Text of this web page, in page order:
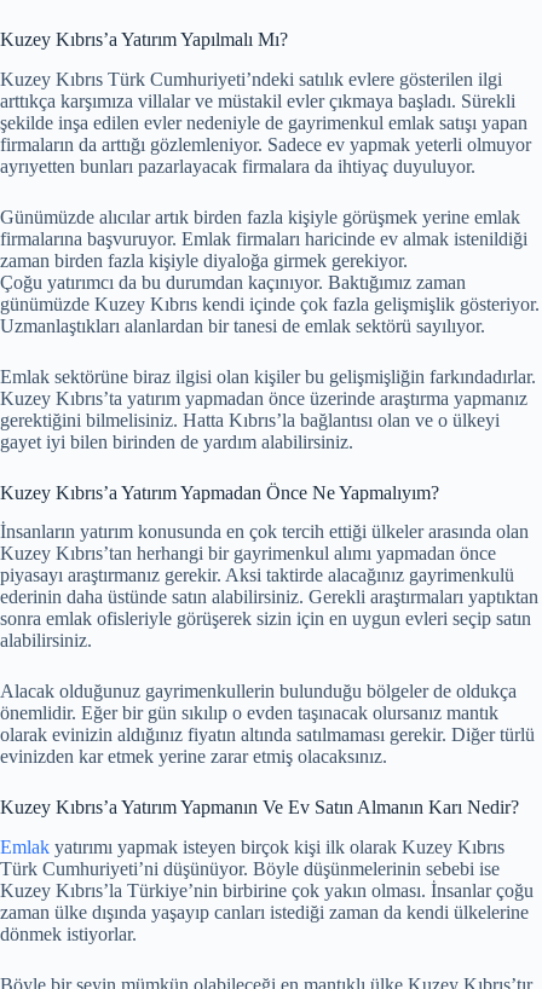
Kuzey Kıbrıs’a Yatırım Yapılmalı Mı?
Kuzey Kıbrıs Türk Cumhuriyeti’ndeki satılık evlere gösterilen ilgi
arttıkça karşımıza villalar ve müstakil evler çıkmaya başladı. Sürekli
şekilde inşa edilen evler nedeniyle de gayrimenkul emlak satışı yapan
firmaların da arttığı gözlemleniyor. Sadece ev yapmak yeterli olmuyor
ayrıyetten bunları pazarlayacak firmalara da ihtiyaç duyuluyor.
Günümüzde alıcılar artık birden fazla kişiyle görüşmek yerine emlak
firmalarına başvuruyor. Emlak firmaları haricinde ev almak istenildiği
zaman birden fazla kişiyle diyaloğa girmek gerekiyor.
Çoğu yatırımcı da bu durumdan kaçınıyor. Baktığımız zaman
günümüzde Kuzey Kıbrıs kendi içinde çok fazla gelişmişlik gösteriyor.
Uzmanlaştıkları alanlardan bir tanesi de emlak sektörü sayılıyor.
Emlak sektörüne biraz ilgisi olan kişiler bu gelişmişliğin farkındadırlar.
Kuzey Kıbrıs’ta yatırım yapmadan önce üzerinde araştırma yapmanız
gerektiğini bilmelisiniz. Hatta Kıbrıs’la bağlantısı olan ve o ülkeyi
gayet iyi bilen birinden de yardım alabilirsiniz.
Kuzey Kıbrıs’a Yatırım Yapmadan Önce Ne Yapmalıyım?
İnsanların yatırım konusunda en çok tercih ettiği ülkeler arasında olan
Kuzey Kıbrıs’tan herhangi bir gayrimenkul alımı yapmadan önce
piyasayı araştırmanız gerekir. Aksi taktirde alacağınız gayrimenkulü
ederinin daha üstünde satın alabilirsiniz. Gerekli araştırmaları yaptıktan
sonra emlak ofisleriyle görüşerek sizin için en uygun evleri seçip satın
alabilirsiniz.
Alacak olduğunuz gayrimenkullerin bulunduğu bölgeler de oldukça
önemlidir. Eğer bir gün sıkılıp o evden taşınacak olursanız mantık
olarak evinizin aldığınız fiyatın altında satılmaması gerekir. Diğer türlü
evinizden kar etmek yerine zarar etmiş olacaksınız.
Kuzey Kıbrıs’a Yatırım Yapmanın Ve Ev Satın Almanın Karı Nedir?
Emlak yatırımı yapmak isteyen birçok kişi ilk olarak Kuzey Kıbrıs
Türk Cumhuriyeti’ni düşünüyor. Böyle düşünmelerinin sebebi ise
Kuzey Kıbrıs’la Türkiye’nin birbirine çok yakın olması. İnsanlar çoğu
zaman ülke dışında yaşayıp canları istediği zaman da kendi ülkelerine
dönmek istiyorlar.